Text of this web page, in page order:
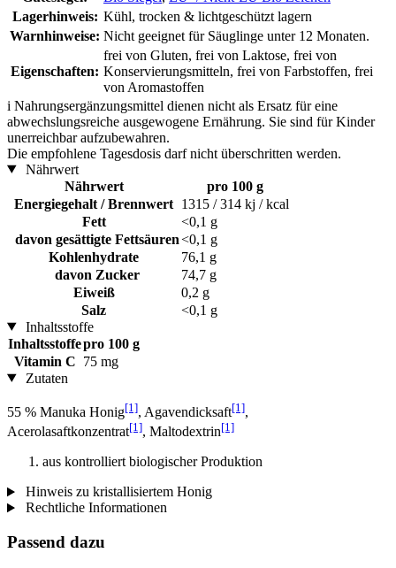
Lagerhinweis: Kühl, trocken & lichtgeschützt lagern
Warnhinweise: Nicht geeignet für Säuglinge unter 12 Monaten.
Eigenschaften:
frei von Gluten, frei von Laktose, frei von
Konservierungsmitteln, frei von Farbstoffen, frei
von Aromastoffen
i Nahrungsergänzungsmittel dienen nicht als Ersatz für eine
abwechslungsreiche ausgewogene Ernährung. Sie sind für Kinder
unerreichbar aufzubewahren.
Die empfohlene Tagesdosis darf nicht überschritten werden.
Nährwert
Nährwert
pro 100 g
Energiegehalt / Brennwert 1315 / 314 kj / kcal
Fett
<0,1 g
davon gesättigte Fettsäuren<0,1 g
Kohlenhydrate
76,1 g
davon Zucker
74,7 g
Eiweiß
0,2 g
Salz
<0,1 g
Inhaltsstoffe
Inhaltsstoffepro 100 g
Vitamin C 75 mg
Zutaten
55 % Manuka Honig[1], Agavendicksaft[1],
Acerolasaftkonzentrat[1], Maltodextrin[1]
aus kontrolliert biologischer Produktion
Hinweis zu kristallisiertem Honig
Rechtliche Informationen
Passend dazu